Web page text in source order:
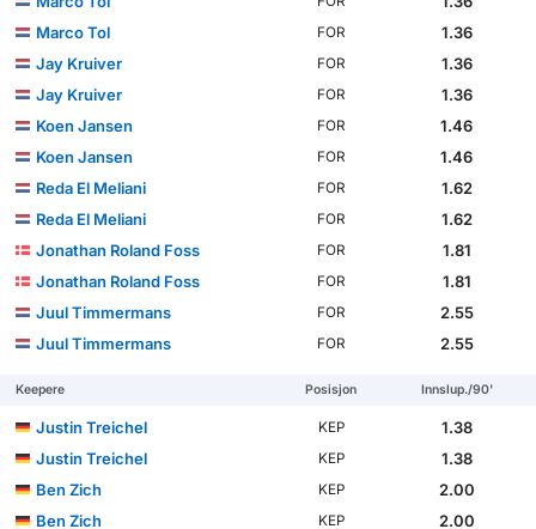
Marco Tol
FOR
1.36
Jay Kruiver
FOR
1.36
Jay Kruiver
FOR
1.36
Koen Jansen
FOR
1.46
Koen Jansen
FOR
1.46
Reda El Meliani
FOR
1.62
Reda El Meliani
FOR
1.62
Jonathan Roland Foss
FOR
1.81
Jonathan Roland Foss
FOR
1.81
Juul Timmermans
FOR
2.55
Juul Timmermans
FOR 2.55
Keepere Posisjon Innslup./90'
Justin Treichel KEP
1.38
Justin Treichel
KEP
1.38
Ben Zich
KEP
2.00
Ben Zich
KEP 2.00